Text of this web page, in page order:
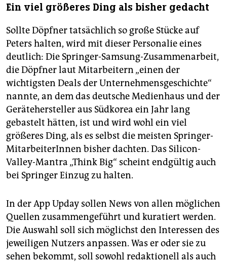
Ein viel größeres Ding als bisher gedacht
Sollte Döpfner tatsächlich so große Stücke auf
Peters halten, wird mit dieser Personalie eines
deutlich: Die Springer-Samsung-Zusammenarbeit,
die Döpfner laut Mitarbeitern „einen der
wichtigsten Deals der Unternehmensgeschichte“
nannte, an dem das deutsche Medienhaus und der
Gerätehersteller aus Südkorea ein Jahr lang
gebastelt hätten, ist und wird wohl ein viel
größeres Ding, als es selbst die meisten Springer-
MitarbeiterInnen bisher dachten. Das Silicon-
Valley-Mantra „Think Big“ scheint endgültig auch
bei Springer Einzug zu halten.
In der App Upday sollen News von allen möglichen
Quellen zusammengeführt und kuratiert werden.
Die Auswahl soll sich möglichst den Interessen des
jeweiligen Nutzers anpassen. Was er oder sie zu
sehen bekommt, soll sowohl redaktionell als auch